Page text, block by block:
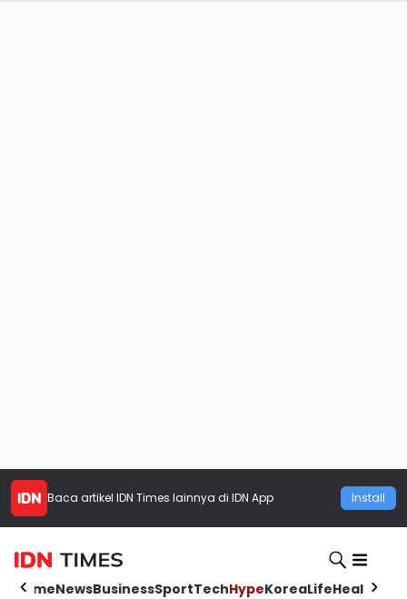
Baca artikel IDN Times lainnya di IDN App Install
HomeNewsBusinessSportTechHypeKoreaLifeHealth